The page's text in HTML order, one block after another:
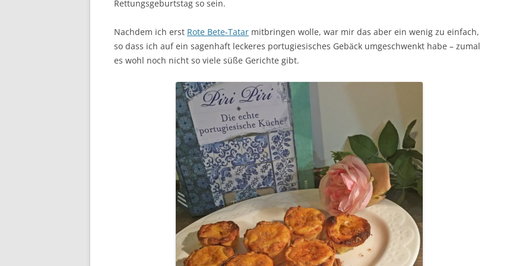
Rettungsgeburtstag so sein.
Nachdem ich erst Rote Bete-Tatar mitbringen wolle, war mir das aber ein wenig zu einfach,
so dass ich auf ein sagenhaft leckeres portugiesisches Gebäck umgeschwenkt habe – zumal
es wohl noch nicht so viele süße Gerichte gibt.